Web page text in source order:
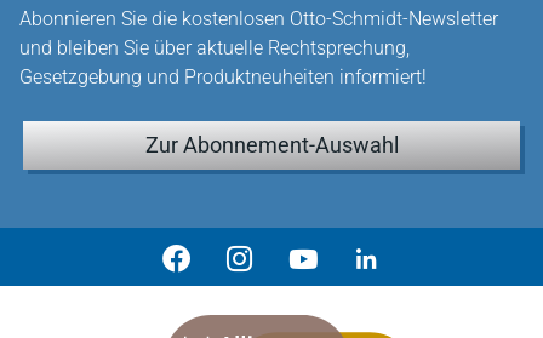
Abonnieren Sie die kostenlosen Otto-Schmidt-Newsletter
und bleiben Sie über aktuelle Rechtsprechung,
Gesetzgebung und Produktneuheiten informiert!
Zur Abonnement-Auswahl